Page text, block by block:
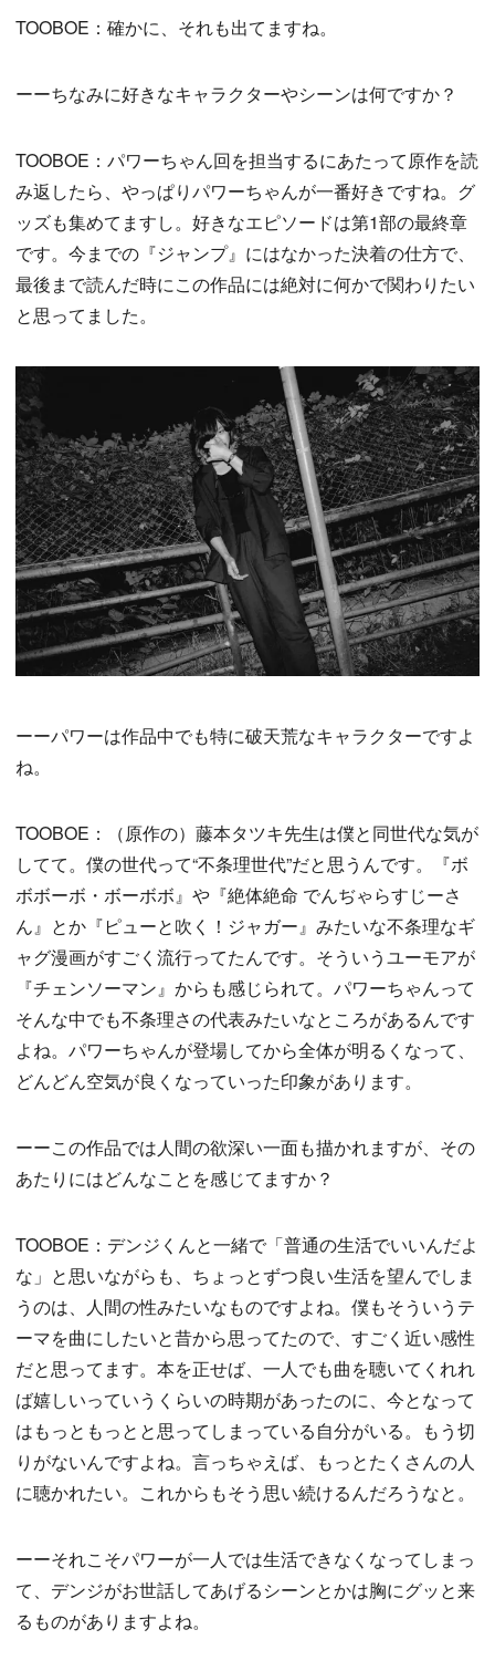
TOOBOE：確かに、それも出てますね。
ーーちなみに好きなキャラクターやシーンは何ですか？
TOOBOE：パワーちゃん回を担当するにあたって原作を読
み返したら、やっぱりパワーちゃんが一番好きですね。グ
ッズも集めてますし。好きなエピソードは第1部の最終章
です。今までの『ジャンプ』にはなかった決着の仕方で、
最後まで読んだ時にこの作品には絶対に何かで関わりたい
と思ってました。
ーーパワーは作品中でも特に破天荒なキャラクターですよ
ね。
TOOBOE：（原作の）藤本タツキ先生は僕と同世代な気が
してて。僕の世代って“不条理世代”だと思うんです。『ボ
ボボーボ・ボーボボ』や『絶体絶命 でんぢゃらすじーさ
ん』とか『ピューと吹く！ジャガー』みたいな不条理なギ
ャグ漫画がすごく流行ってたんです。そういうユーモアが
『チェンソーマン』からも感じられて。パワーちゃんって
そんな中でも不条理さの代表みたいなところがあるんです
よね。パワーちゃんが登場してから全体が明るくなって、
どんどん空気が良くなっていった印象があります。
ーーこの作品では人間の欲深い一面も描かれますが、その
あたりにはどんなことを感じてますか？
TOOBOE：デンジくんと一緒で「普通の生活でいいんだよ
な」と思いながらも、ちょっとずつ良い生活を望んでしま
うのは、人間の性みたいなものですよね。僕もそういうテ
ーマを曲にしたいと昔から思ってたので、すごく近い感性
だと思ってます。本を正せば、一人でも曲を聴いてくれれ
ば嬉しいっていうくらいの時期があったのに、今となって
はもっともっとと思ってしまっている自分がいる。もう切
りがないんですよね。言っちゃえば、もっとたくさんの人
に聴かれたい。これからもそう思い続けるんだろうなと。
ーーそれこそパワーが一人では生活できなくなってしまっ
て、デンジがお世話してあげるシーンとかは胸にグッと来
るものがありますよね。